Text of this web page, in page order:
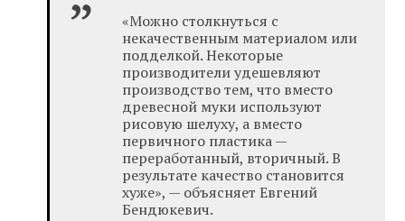
«Можно столкнуться с
некачественным материалом или
подделкой. Некоторые
производители удешевляют
производство тем, что вместо
древесной муки используют
рисовую шелуху, а вместо
первичного пластика —
переработанный, вторичный. В
результате качество становится
хуже», — объясняет Евгений
Бендюкевич.